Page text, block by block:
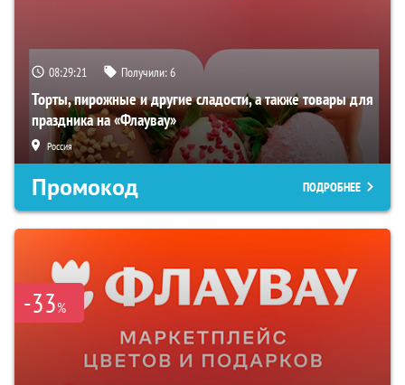
08:29:20 Получили:6
Торты, пирожные и другие сладости, а также товары для
праздника на «Флаувау»
Россия
Промокод ПОДРОБНЕЕ
-33%